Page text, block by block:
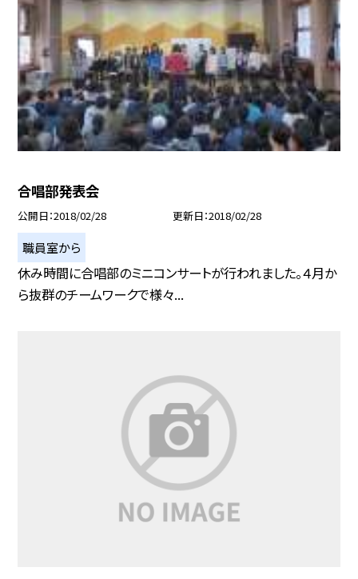
合唱部発表会
公開日 2018/02/28 更新日 2018/02/28
職員室から
休み時間に合唱部のミニコンサートが行われました。４月か
ら抜群のチームワークで様々...